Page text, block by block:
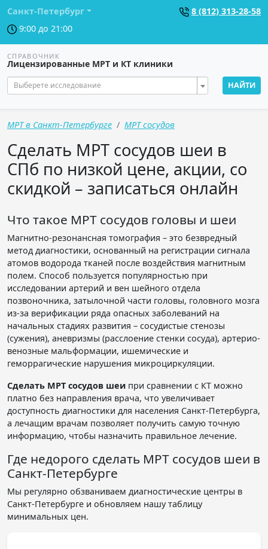
Санкт-Петербург
8 (812) 313-28-58
9:00 до 21:00
СПРАВОЧНИК
Лицензированные МРТ и КТ клиники
Выберете исследование НАЙТИ
МРТ в Санкт-Петербурге МРТ сосудов
Сделать МРТ сосудов шеи в
СПб по низкой цене, акции, со
скидкой – записаться онлайн
Что такое МРТ сосудов головы и шеи
Магнитно-резонансная томография – это безвредный
метод диагностики, основанный на регистрации сигнала
атомов водорода тканей после воздействия магнитным
полем. Способ пользуется популярностью при
исследовании артерий и вен шейного отдела
позвоночника, затылочной части головы, головного мозга
из-за верификации ряда опасных заболеваний на
начальных стадиях развития – сосудистые стенозы
(сужения), аневризмы (расслоение стенки сосуда), артерио-
венозные мальформации, ишемические и
геморрагические нарушения микроциркуляции.
Сделать МРТ сосудов шеи при сравнении с КТ можно
платно без направления врача, что увеличивает
доступность диагностики для населения Санкт-Петербурга,
а лечащим врачам позволяет получить самую точную
информацию, чтобы назначить правильное лечение.
Где недорого сделать МРТ сосудов шеи в
Санкт-Петербурге
Мы регулярно обзваниваем диагностические центры в
Санкт-Петербурге и обновляем нашу таблицу
минимальных цен.